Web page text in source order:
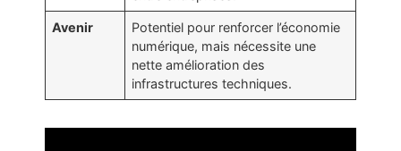
Avenir
Potentiel pour renforcer l’économie
numérique, mais nécessite une
nette amélioration des
infrastructures techniques.